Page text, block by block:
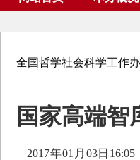
全国哲学社会科学工作
国家高端智
2017年01月03日16:05